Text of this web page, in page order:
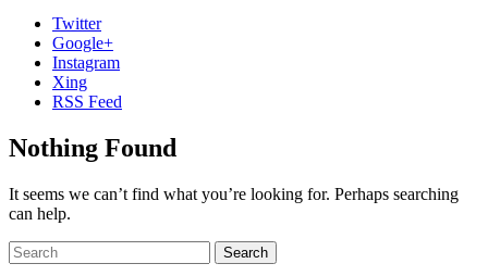
Twitter
Google+
Instagram
Xing
RSS Feed
Nothing Found
It seems we can’t find what you’re looking for. Perhaps searching
can help.